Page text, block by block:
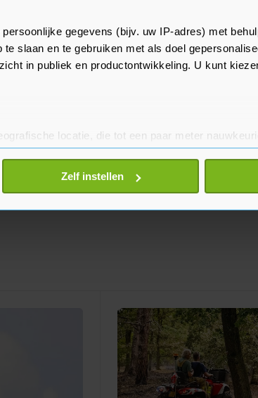
gegevens (bijv. uw IP-adres) met
slaan en te gebruiken met als doel
in publiek en productontwikkeling. U kunt
locatie, die tot een paar meter
actief te scannen op specifieke eigenschappen
worden verwerkt en stel uw voorkeuren in het
in de Cookieverklaring.
keuze altijd wijzigen of intrekken.
Zelf instellen